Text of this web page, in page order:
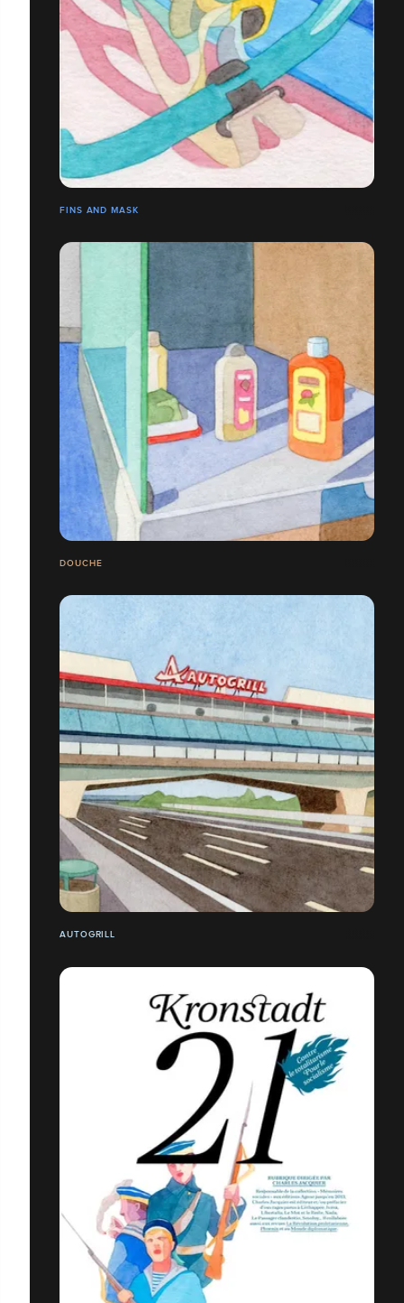
FINS AND MASK
DOUCHE
AUTOGRILL